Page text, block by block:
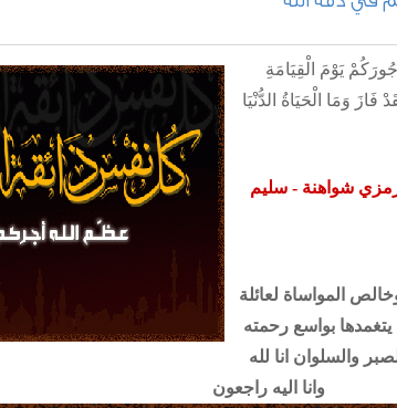
يَوْمَ الْقِيَامَةِ
وَمَا الْحَيَاةُ الدُّنْيَا
رمزي شواهنة - سليم
المواساة لعائلة
بواسع رحمته
والسلوان انا لله
وانا اليه راجعون